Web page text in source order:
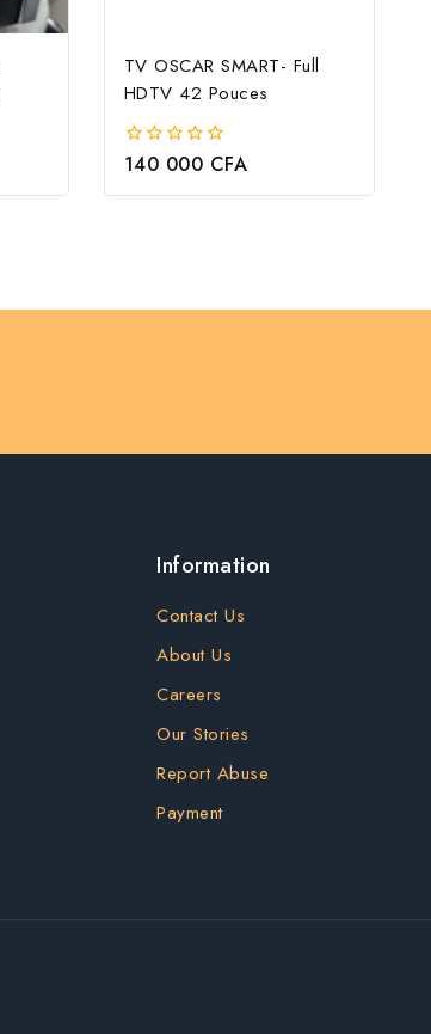
TV OSCAR SMART- Full
HDTV 42 Pouces
0
of
140 000 CFA
Information
Contact Us
About Us
Careers
Our Stories
Report Abuse
Payment